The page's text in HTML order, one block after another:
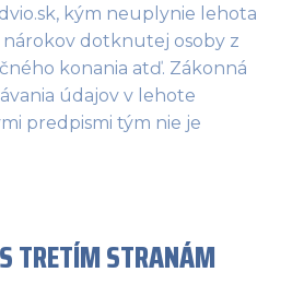
kým neuplynie lehota
nárokov dotknutej osoby z
konania atď. Zákonná
údajov v lehote
predpismi tým nie je
TRETÍM STRANÁM